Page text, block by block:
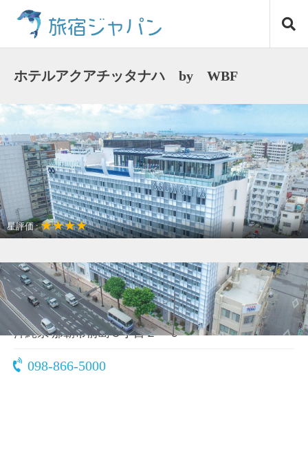
ス
キ
ッ
旅宿ジャパン
ホテルアクアチッタナハ by WBF
星評価 :★★★★
女子だけの旅に最適
〒900-0016
沖縄県 那覇市前島３丁目２－６
098-866-5000